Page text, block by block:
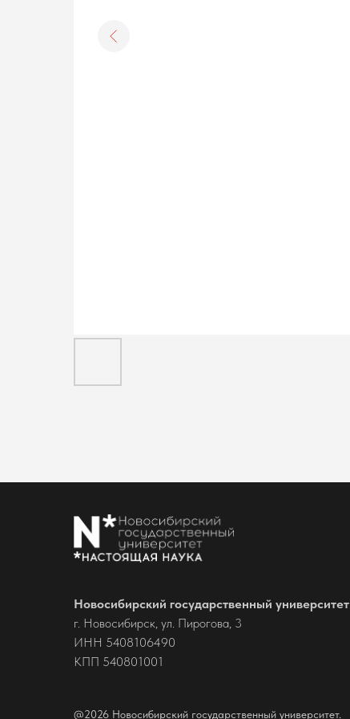
@2026 Новосибирский государственный университет.
Новосибирский государственный университет
г. Новосибирск, ул. Пирогова, 3
ИНН 5408106490
КПП 540801001